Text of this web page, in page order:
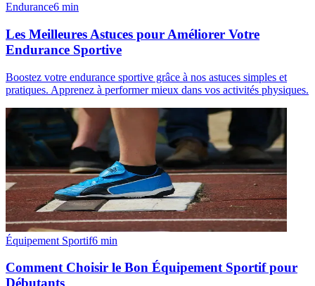
Endurance6 min
Les Meilleures Astuces pour Améliorer Votre
Endurance Sportive
Boostez votre endurance sportive grâce à nos astuces simples et
pratiques. Apprenez à performer mieux dans vos activités physiques.
Équipement Sportif6 min
Comment Choisir le Bon Équipement Sportif pour
Débutants